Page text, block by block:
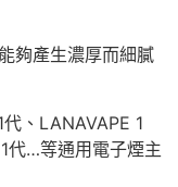
夠產生濃厚而細膩
、LANAVAPE 1
代…等通用電子煙主